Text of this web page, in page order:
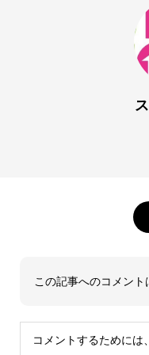
この記事へのコメント
コメントするためには